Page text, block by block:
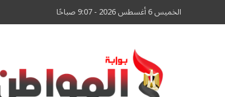
الخميس 6 أغسطس 2026 - 9:07 صباحًا